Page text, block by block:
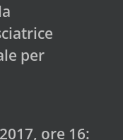
per
ore 16: